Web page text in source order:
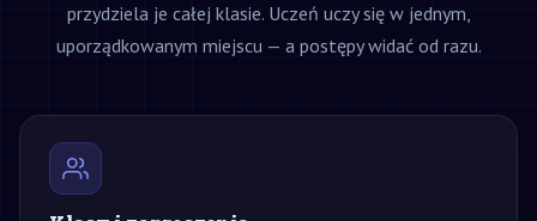
przydziela je całej klasie. Uczeń uczy się w jednym,
uporządkowanym miejscu — a postępy widać od razu.